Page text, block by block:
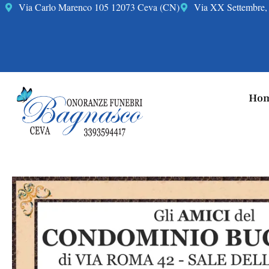
Via Carlo Marenco 105 12073 Ceva (CN) Via XX